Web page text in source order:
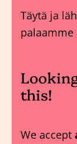
Täytä ja
this!
We accept